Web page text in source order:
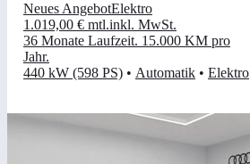
Neues AngebotElektro
1.019,00 € mtl.inkl. MwSt.
36 Monate Laufzeit. 15.000 KM pro
Jahr.
440 kW (598 PS) • Automatik • Elektro